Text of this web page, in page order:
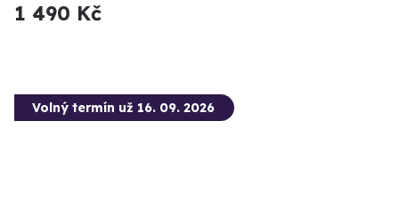
1 490 Kč
Volný termín už 16. 09. 2026